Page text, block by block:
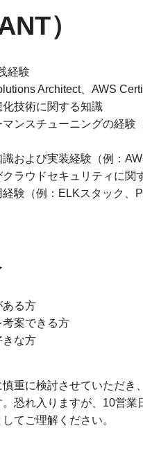
）
経験
Architect、AWS
化技術に関する知識
ンスチューニングの経験
および実装経験（例：
ラウドセキュリティに関
験（例：ELKスタック、
ある方
考案できる方
きな方
重に検討させていただき
恐れ入りますが、10営
てご理解ください。